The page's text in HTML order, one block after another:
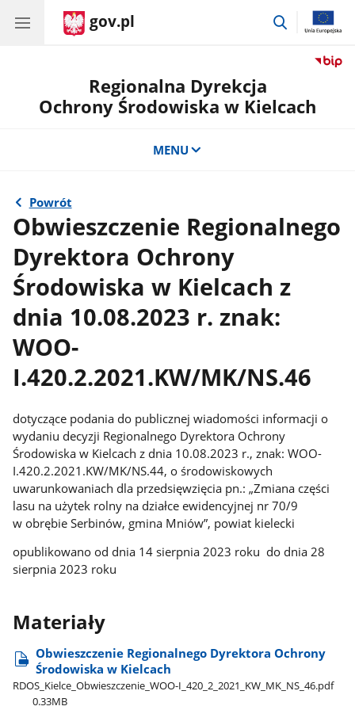
gov.pl
przejdź
Regionalna Dyrekcja
Ochrony Środowiska w Kielcach
MENU
Powrót
Obwieszczenie Regionalnego
Dyrektora Ochrony
Środowiska w Kielcach z
dnia 10.08.2023 r. znak:
WOO-
I.420.2.2021.KW/MK/NS.46
dotyczące podania do publicznej wiadomości informacji o
wydaniu decyzji Regionalnego Dyrektora Ochrony
Środowiska w Kielcach z dnia 10.08.2023 r., znak: WOO-
I.420.2.2021.KW/MK/NS.44, o środowiskowych
uwarunkowaniach dla przedsięwzięcia pn.: „Zmiana części
lasu na użytek rolny na działce ewidencyjnej nr 70/9
w obrębie Serbinów, gmina Mniów”, powiat kielecki
opublikowano od dnia 14 sierpnia 2023 roku do dnia 28
sierpnia 2023 roku
Materiały
Obwieszczenie Regionalnego Dyrektora Ochrony
Środowiska w Kielcach
RDOS​_Kielce​_Obwieszczenie​_WOO-I​_420​_2​_2021​_KW​_MK​_NS​_46.pdf
0.33MB